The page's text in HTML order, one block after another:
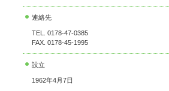
連絡先
TEL. 0178-47-0385
FAX. 0178-45-1995
設立
1962年4月7日